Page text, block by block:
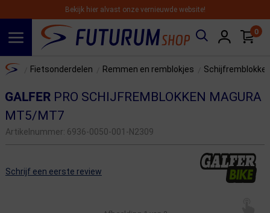
Bekijk hier alvast onze vernieuwde website!
0
Home Fietsonderdelen Remmen en remblokjes
GALFERPRO SCHIJFREMBLOKKEN MAGURA
MT5/MT7
Artikelnummer: 6936-0050-001-N2309
Schrijf een eerste review